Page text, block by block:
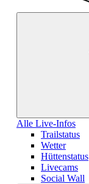
Alle Live-Infos
Trailstatus
Wetter
Hüttenstatus
Livecams
Social Wall